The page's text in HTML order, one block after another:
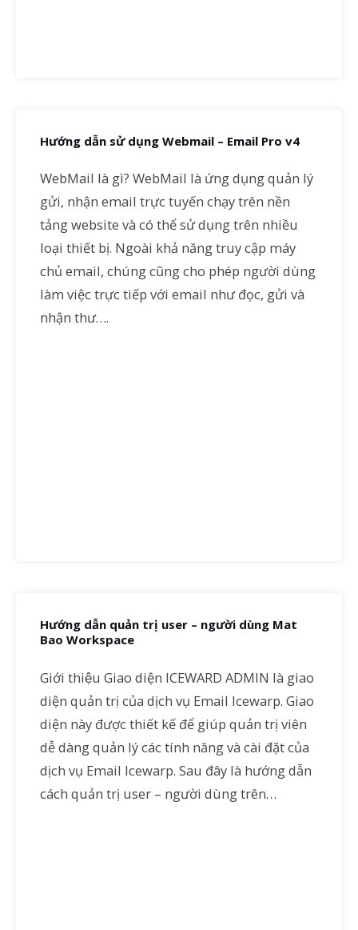
Hướng dẫn sử dụng Webmail – Email Pro v4
WebMail là gì? WebMail là ứng dụng quản lý
gửi, nhận email trực tuyến chạy trên nền
tảng website và có thể sử dụng trên nhiều
loại thiết bị. Ngoài khả năng truy cập máy
chủ email, chúng cũng cho phép người dùng
làm việc trực tiếp với email như đọc, gửi và
nhận thư….
Hướng dẫn quản trị user – người dùng Mat
Bao Workspace
Giới thiệu Giao diện ICEWARD ADMIN là giao
diện quản trị của dịch vụ Email Icewarp. Giao
diện này được thiết kế để giúp quản trị viên
dễ dàng quản lý các tính năng và cài đặt của
dịch vụ Email Icewarp. Sau đây là hướng dẫn
cách quản trị user – người dùng trên…